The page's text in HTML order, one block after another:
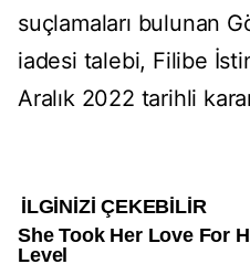
suçlamaları bulunan
iadesi talebi, Filibe
Aralık 2022 tarihli